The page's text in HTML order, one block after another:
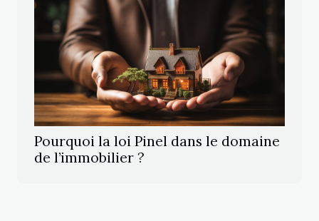
Pourquoi la loi Pinel dans le domaine
de l’immobilier ?